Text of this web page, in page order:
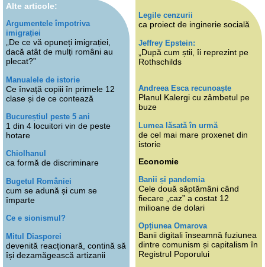
Alte articole:
Argumentele împotriva
imigrației
„De ce vă opuneți imigrației,
dacă atât de mulți români au
plecat?”
Manualele de istorie
Ce învață copiii în primele 12
clase și de ce contează
Bucureștiul peste 5 ani
1 din 4 locuitori vin de peste
hotare
Chiolhanul
ca formă de discriminare
Bugetul României
cum se adună și cum se
împarte
Ce e sionismul?
Mitul Diasporei
devenită reacționară, contină să
își dezamăgească artizanii
Legile cenzurii
ca proiect de inginerie socială
Jeffrey Epstein:
„După cum știi, îi reprezint pe
Rothschilds
Andreea Esca recunoaște
Planul Kalergi cu zâmbetul pe
buze
Lumea lăsată în urmă
de cel mai mare proxenet din
istorie
Economie
Banii și pandemia
Cele două săptămâni când
fiecare „caz” a costat 12
milioane de dolari
Opțiunea Omarova
Banii digitali înseamnă fuziunea
dintre comunism și capitalism în
Registrul Poporului